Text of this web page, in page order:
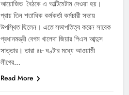
আয়োজিত বৈঠকে এ আল্টিমেটাম দেওয়া হয়।
প্রায় তিন শতাধিক কর্মকর্তা কর্মচারী সভায়
উপস্থিত ছিলেন। এতে সভাপতিত্ব করেন সাবেক
প্রধানমন্ত্রী বেগম খালেদা জিয়ার পিএস আব্দুস
সাত্তার। তারা ৪৮ ঘণ্টার মধ্যে আওয়ামী
লীগের…
Read More